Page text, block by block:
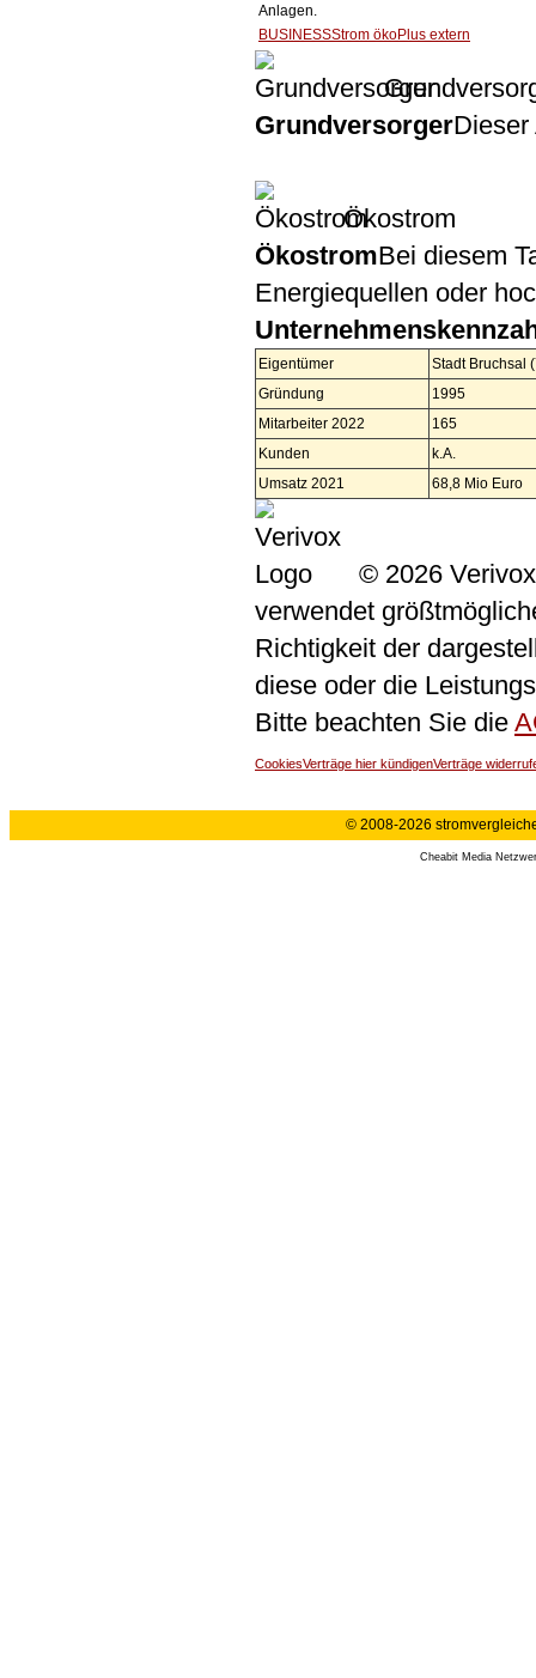
Anlagen.
BUSINESSStrom ökoPlus extern
GrundversorgerDieser
Ökostrom
ÖkostromBei diesem
Energiequellen oder
Eigentümer
Stadt Bruchsal
Gründung
1995
Mitarbeiter 2022
165
Kunden
k.A.
Umsatz 2021
68,8 Mio Euro
© 2026
verwendet
Richtigkeit der
diese oder die
Bitte beachten Sie die
CookiesVerträge hier kündigenVerträge
© 2008-2026
Cheabit Media